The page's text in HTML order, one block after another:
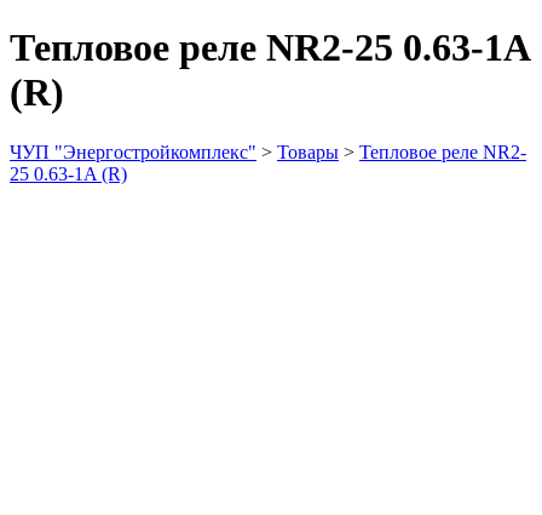
Тепловое реле NR2-25 0.63-1A
(R)
ЧУП "Энергостройкомплекс" > Товары > Тепловое реле NR2-
25 0.63-1A (R)